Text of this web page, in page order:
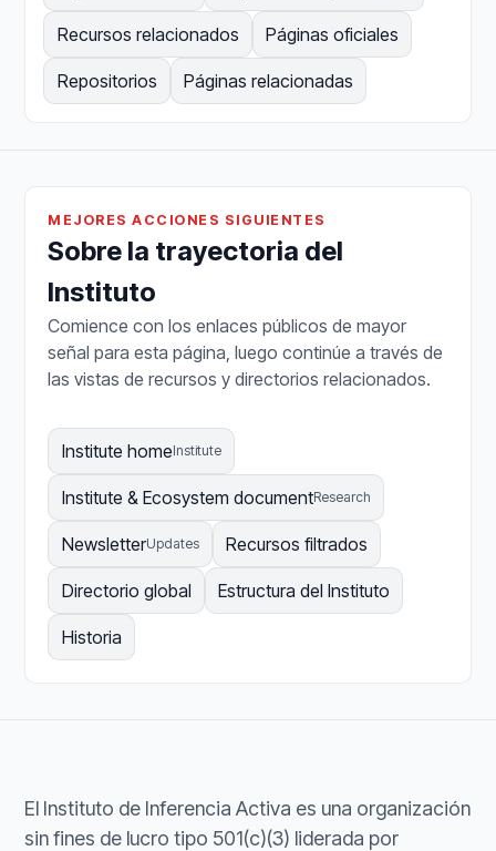
Recursos relacionados Páginas oficiales
Repositorios Páginas relacionadas
MEJORES ACCIONES SIGUIENTES
Sobre la trayectoria del
Instituto
Comience con los enlaces públicos de mayor
señal para esta página, luego continúe a través de
las vistas de recursos y directorios relacionados.
Institute homeInstitute
Institute & Ecosystem documentResearch
NewsletterUpdates Recursos filtrados
Directorio global Estructura del Instituto
Historia
El Instituto de Inferencia Activa es una organización
sin fines de lucro tipo 501(c)(3) liderada por